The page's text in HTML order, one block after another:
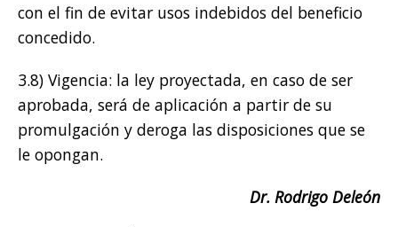
con el fin de evitar usos indebidos del beneficio
concedido.
3.8) Vigencia: la ley proyectada, en caso de ser
aprobada, será de aplicación a partir de su
promulgación y deroga las disposiciones que se
le opongan.
Dr. Rodrigo Deleón